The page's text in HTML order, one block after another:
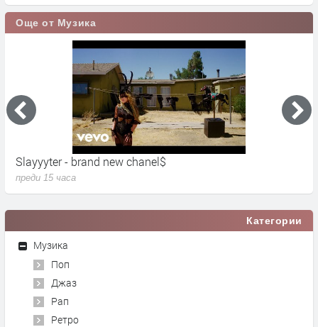
Още от Музика
Slayyyter - brand new chanel$
преди 15 часа
Категории
Музика
Поп
Джаз
Рап
Ретро